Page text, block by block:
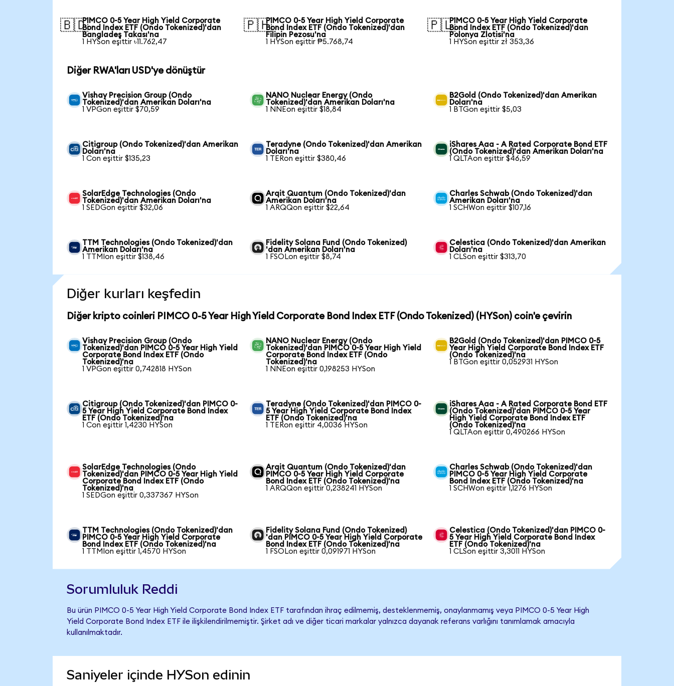
🇧🇩PIMCO 0-5 Year High Yield Corporate
Bond Index ETF (Ondo Tokenized)'dan
Bangladeş Takası'na
1 HYSon eşittir ৳11.762,47
🇵🇭PIMCO 0-5 Year High Yield Corporate
Bond Index ETF (Ondo Tokenized)'dan
Filipin Pezosu'na
1 HYSon eşittir ₱5.768,74
🇵🇱PIMCO 0-5 Year High Yield Corporate
Bond Index ETF (Ondo Tokenized)'dan
Polonya Zlotisi'na
1 HYSon eşittir zł 353,36
Diğer RWA'ları USD'ye dönüştür
Vishay Precision Group (Ondo
Tokenized)'dan Amerikan Doları'na
1 VPGon eşittir $70,59
NANO Nuclear Energy (Ondo
Tokenized)'dan Amerikan Doları'na
1 NNEon eşittir $18,84
B2Gold (Ondo Tokenized)'dan Amerikan
Doları'na
1 BTGon eşittir $5,03
Citigroup (Ondo Tokenized)'dan Amerikan
Doları'na
1 Con eşittir $135,23
Teradyne (Ondo Tokenized)'dan Amerikan
Doları'na
1 TERon eşittir $380,46
iShares Aaa - A Rated Corporate Bond ETF
(Ondo Tokenized)'dan Amerikan Doları'na
1 QLTAon eşittir $46,59
SolarEdge Technologies (Ondo
Tokenized)'dan Amerikan Doları'na
1 SEDGon eşittir $32,06
Arqit Quantum (Ondo Tokenized)'dan
Amerikan Doları'na
1 ARQQon eşittir $22,64
Charles Schwab (Ondo Tokenized)'dan
Amerikan Doları'na
1 SCHWon eşittir $107,16
TTM Technologies (Ondo Tokenized)'dan
Amerikan Doları'na
1 TTMIon eşittir $138,46
Fidelity Solana Fund (Ondo Tokenized)
'dan Amerikan Doları'na
1 FSOLon eşittir $8,74
Celestica (Ondo Tokenized)'dan Amerikan
Doları'na
1 CLSon eşittir $313,70
Diğer kurları keşfedin
Diğer kripto coinleri PIMCO 0-5 Year High Yield Corporate Bond Index ETF (Ondo Tokenized) (HYSon) coin'e çevirin
Vishay Precision Group (Ondo
Tokenized)'dan PIMCO 0-5 Year High Yield
Corporate Bond Index ETF (Ondo
Tokenized)'na
1 VPGon eşittir 0,742818 HYSon
NANO Nuclear Energy (Ondo
Tokenized)'dan PIMCO 0-5 Year High Yield
Corporate Bond Index ETF (Ondo
Tokenized)'na
1 NNEon eşittir 0,198253 HYSon
B2Gold (Ondo Tokenized)'dan PIMCO 0-5
Year High Yield Corporate Bond Index ETF
(Ondo Tokenized)'na
1 BTGon eşittir 0,052931 HYSon
Citigroup (Ondo Tokenized)'dan PIMCO 0-
5 Year High Yield Corporate Bond Index
ETF (Ondo Tokenized)'na
1 Con eşittir 1,4230 HYSon
Teradyne (Ondo Tokenized)'dan PIMCO 0-
5 Year High Yield Corporate Bond Index
ETF (Ondo Tokenized)'na
1 TERon eşittir 4,0036 HYSon
iShares Aaa - A Rated Corporate Bond ETF
(Ondo Tokenized)'dan PIMCO 0-5 Year
High Yield Corporate Bond Index ETF
(Ondo Tokenized)'na
1 QLTAon eşittir 0,490266 HYSon
SolarEdge Technologies (Ondo
Tokenized)'dan PIMCO 0-5 Year High Yield
Corporate Bond Index ETF (Ondo
Tokenized)'na
1 SEDGon eşittir 0,337367 HYSon
Arqit Quantum (Ondo Tokenized)'dan
PIMCO 0-5 Year High Yield Corporate
Bond Index ETF (Ondo Tokenized)'na
1 ARQQon eşittir 0,238241 HYSon
Charles Schwab (Ondo Tokenized)'dan
PIMCO 0-5 Year High Yield Corporate
Bond Index ETF (Ondo Tokenized)'na
1 SCHWon eşittir 1,1276 HYSon
TTM Technologies (Ondo Tokenized)'dan
PIMCO 0-5 Year High Yield Corporate
Bond Index ETF (Ondo Tokenized)'na
1 TTMIon eşittir 1,4570 HYSon
Fidelity Solana Fund (Ondo Tokenized)
'dan PIMCO 0-5 Year High Yield Corporate
Bond Index ETF (Ondo Tokenized)'na
1 FSOLon eşittir 0,091971 HYSon
Celestica (Ondo Tokenized)'dan PIMCO 0-
5 Year High Yield Corporate Bond Index
ETF (Ondo Tokenized)'na
1 CLSon eşittir 3,3011 HYSon
Sorumluluk Reddi
Bu ürün PIMCO 0-5 Year High Yield Corporate Bond Index ETF tarafından ihraç edilmemiş, desteklenmemiş, onaylanmamış veya PIMCO 0-5 Year High
Yield Corporate Bond Index ETF ile ilişkilendirilmemiştir. Şirket adı ve diğer ticari markalar yalnızca dayanak referans varlığını tanımlamak amacıyla
kullanılmaktadır.
Saniyeler içinde HYSon edinin